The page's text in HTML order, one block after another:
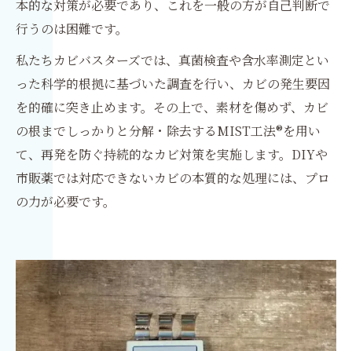
本的な対策が必要であり、これを一般の方が自己判断で
行うのは困難です。
私たちカビバスターズでは、真菌検査や含水率測定とい
った科学的根拠に基づいた調査を行い、カビの発生要因
を的確に突き止めます。その上で、素材を傷めず、カビ
の根までしっかりと分解・除去するMIST工法®を用い
て、再発を防ぐ持続的なカビ対策を実施します。DIYや
市販薬では対応できないカビの本質的な処理には、プロ
の力が必要です。